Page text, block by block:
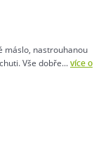
máslo, nastrouhanou
Vše dobře...více o